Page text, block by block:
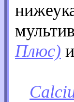
Плюс)